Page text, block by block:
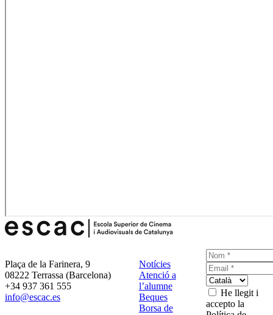
Plaça de la Farinera, 9
08222 Terrassa (Barcelona)
+34 937 361 555
info@escac.es
Notícies
Atenció a
l’alumne
Beques
Borsa de
He llegit i
accepto la